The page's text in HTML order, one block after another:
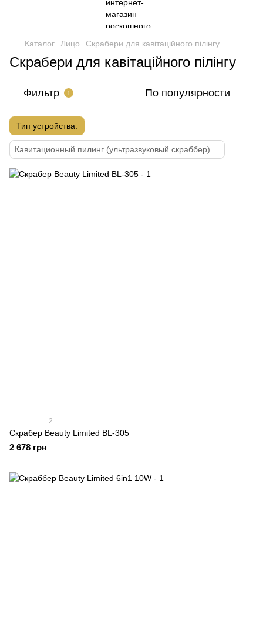
Каталог Лицо Скрабери для кавітаційного пілінгу
Скрабери для кавітаційного пілінгу
Фильтр 1 По популярности
Тип устройства:
Кавитационный пилинг (ультразвуковый скраббер)
2
Скрабер Beauty Limited BL-305
2 678 грн